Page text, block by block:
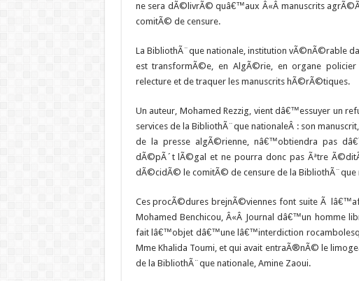
ne sera dÃ©livrÃ© quâ€™aux Â«Â manuscrits
comitÃ© de censure.
La BibliothÃ¨que nationale, institution vÃ©nÃ©rable
est transformÃ©e, en AlgÃ©rie, en organe
relecture et de traquer les manuscrits hÃ©rÃ©tiques.
Un auteur, Mohamed Rezzig, vient dâ€™essuyer un
services de la BibliothÃ¨que nationaleÂ : son
de la presse algÃ©rienne, nâ€™obtiendra pas
dÃ©pÃ´t lÃ©gal et ne pourra donc pas Ãªtre
dÃ©cidÃ© le comitÃ© de censure de la BibliothÃ¨que
Ces procÃ©dures brejnÃ©viennes font suite Ã
Mohamed Benchicou, Â«Â Journal dâ€™un homme
fait lâ€™objet dâ€™une lâ€™interdiction
Mme Khalida Toumi, et qui avait entraÃ®nÃ© le
de la BibliothÃ¨que nationale, Amine Zaoui.